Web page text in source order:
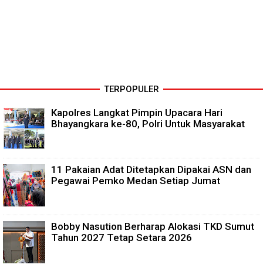
TERPOPULER
Kapolres Langkat Pimpin Upacara Hari
Bhayangkara ke-80, Polri Untuk Masyarakat
11 Pakaian Adat Ditetapkan Dipakai ASN dan
Pegawai Pemko Medan Setiap Jumat
Bobby Nasution Berharap Alokasi TKD Sumut
Tahun 2027 Tetap Setara 2026